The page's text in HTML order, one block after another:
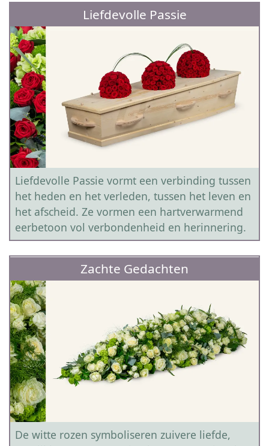
Liefdevolle Passie
Liefdevolle Passie vormt een verbinding tussen
het heden en het verleden, tussen het leven en
het afscheid. Ze vormen een hartverwarmend
eerbetoon vol verbondenheid en herinnering.
Zachte Gedachten
De witte rozen symboliseren zuivere liefde,